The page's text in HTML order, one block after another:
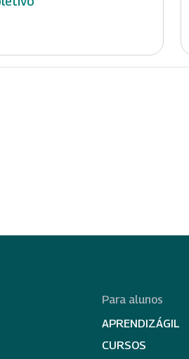
Para alunos
APRENDIZÁGIL
CURSOS